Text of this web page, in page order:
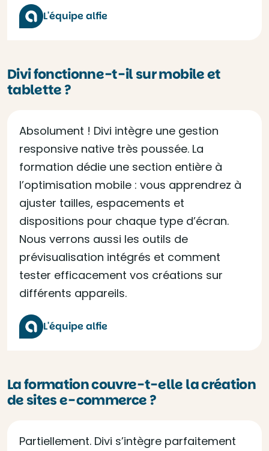
L'équipe alfie
Divi fonctionne-t-il sur mobile et
tablette ?
Absolument ! Divi intègre une gestion
responsive native très poussée. La
formation dédie une section entière à
l’optimisation mobile : vous apprendrez à
ajuster tailles, espacements et
dispositions pour chaque type d’écran.
Nous verrons aussi les outils de
prévisualisation intégrés et comment
tester efficacement vos créations sur
différents appareils.
L'équipe alfie
La formation couvre-t-elle la création
de sites e-commerce ?
Partiellement. Divi s’intègre parfaitement